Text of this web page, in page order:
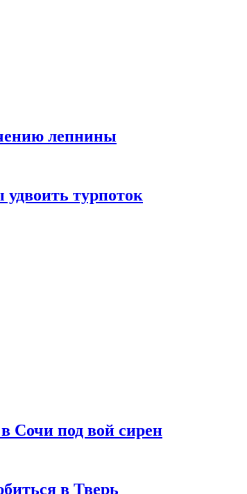
лепнины
турпоток
Сочи под вой сирен
в Тверь